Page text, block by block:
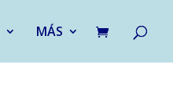
MÁS